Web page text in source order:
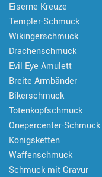
Eiserne Kreuze
Templer-Schmuck
Wikingerschmuck
Drachenschmuck
Evil Eye Amulett
Breite Armbänder
Bikerschmuck
Totenkopfschmuck
Onepercenter-Schmuck
Königsketten
Waffenschmuck
Schmuck mit Gravur